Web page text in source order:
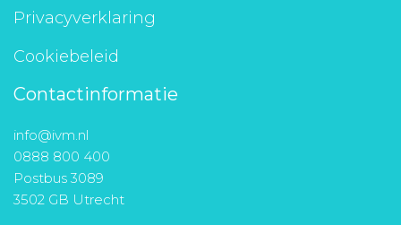
Privacyverklaring
Cookiebeleid
Contactinformatie
info@ivm.nl
0888 800 400
Postbus 3089
3502 GB Utrecht